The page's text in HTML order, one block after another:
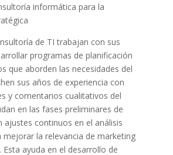
informática para la
de TI trabajan con sus
programas de planificación
que aborden las necesidades del
sus años de experiencia con
y comentarios cualitativos del
en las fases preliminares de
ajustes continuos en el análisis
la relevancia de marketing
ayuda en el desarrollo de